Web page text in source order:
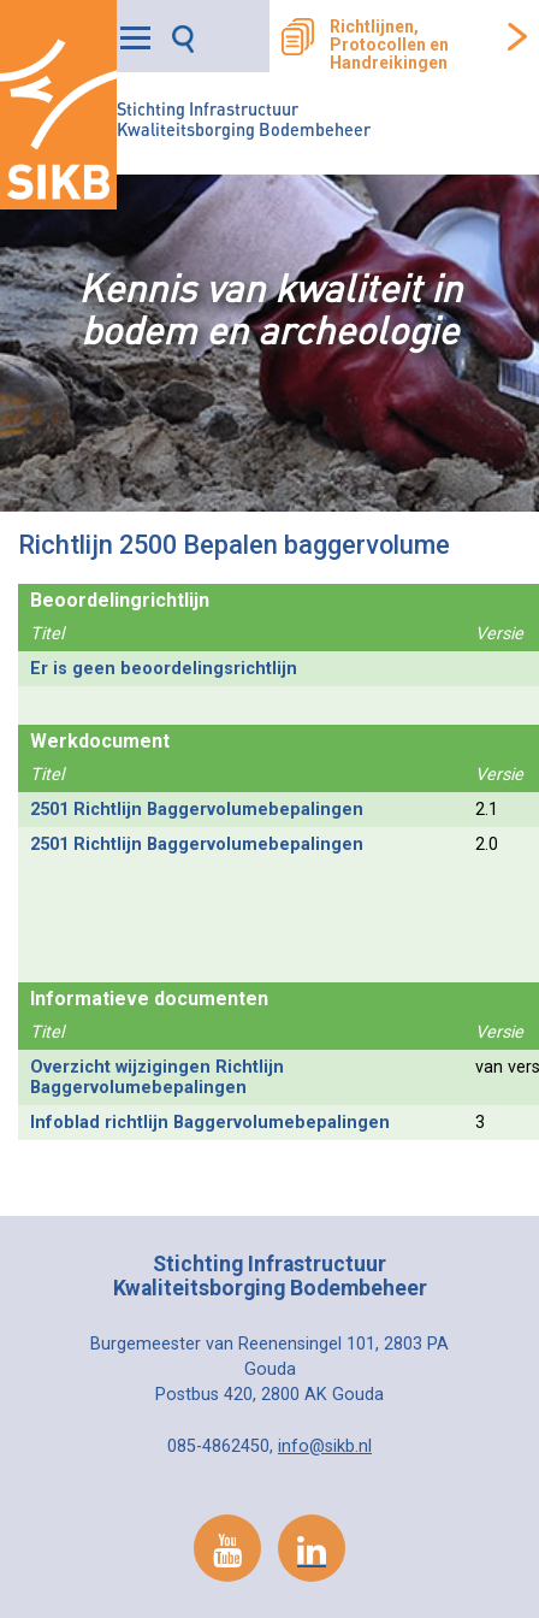
Stichting Infrastructuur
Kwaliteitsborging Bodembeheer
Richtlijnen,
Protocollen en
Handreikingen
Kennis van kwaliteit in
bodem en archeologie
Richtlijn 2500 Bepalen baggervolume
Beoordelingrichtlijn
Titel
Versie
Er is geen beoordelingsrichtlijn
Werkdocument
Titel
Versie
2501 Richtlijn Baggervolumebepalingen
2.1
2501 Richtlijn Baggervolumebepalingen
2.0
Informatieve documenten
Titel
Versie
Overzicht wijzigingen Richtlijn
Baggervolumebepalingen
van
Infoblad richtlijn Baggervolumebepalingen 3
Stichting Infrastructuur
Kwaliteitsborging Bodembeheer
Burgemeester van Reenensingel 101, 2803 PA
Gouda
Postbus 420, 2800 AK Gouda
085-4862450, info@sikb.nl